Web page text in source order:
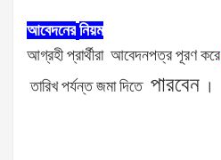
আবেদনের নিয়ম
আগ্রহী প্রার্থীরা আবেদনপত্র পূরণ করে
তারিখ পর্যন্ত জমা দিতে পারবেন ।